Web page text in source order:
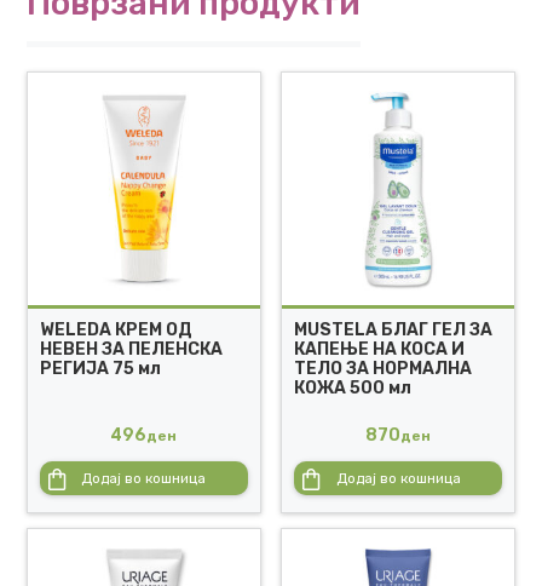
WELEDA КРЕМ ОД
НЕВЕН ЗА ПЕЛЕНСКА
РЕГИЈА 75 мл
496ден
Додај во кошница
MUSTELA БЛАГ ГЕЛ ЗА
КАПЕЊЕ НА КОСА И
ТЕЛО ЗА НОРМАЛНА
КОЖА 500 мл
870ден
Додај во кошница